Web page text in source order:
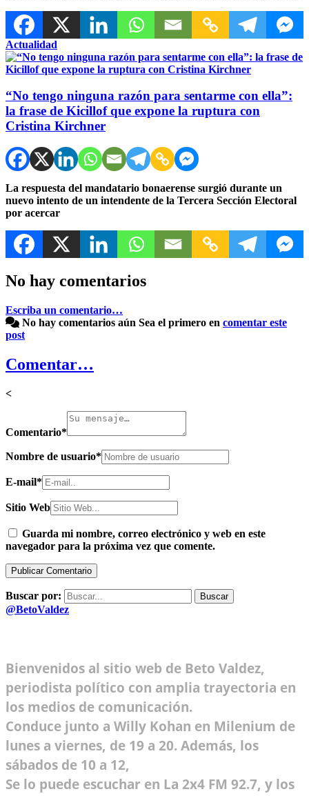
Actualidad
“No tengo ninguna razón para sentarme con ella”:
la frase de Kicillof que expone la ruptura con
Cristina Kirchner
La respuesta del mandatario bonaerense surgió durante un
nuevo intento de un intendente de la Tercera Sección Electoral
por acercar
No hay comentarios
Escriba un comentario…
No hay comentarios aún Sea el primero en comentar este
post
Comentar…
<
Comentario*
Nombre de usuario*
E-mail*
Sitio Web
Guarda mi nombre, correo electrónico y web en este
navegador para la próxima vez que comente.
Buscar por:
@BetoValdez
Bienvenidos al sitio web de Beto Valdez,
periodista político con amplia trayectoria en
los medios de comunicación.
Conduce junto a Willy Kohan en Milenium de
lunes a viernes, de 19 a 20. Además, los
sábados de 10 a 12,
Se lo puede escuchar en La 2x4 FM 92.7, y los